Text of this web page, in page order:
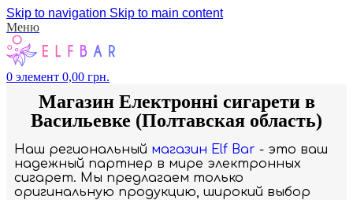
Skip to navigation Skip to main content
Меню
0 элемент 0,00 грн.
Магазин Електронні сигарети в
Васильевке (Полтавская область)
Наш региональный магазин Elf Bar - это ваш
надежный партнер в мире электронных
сигарет. Мы предлагаем только
оригинальную продукцию, широкий выбор